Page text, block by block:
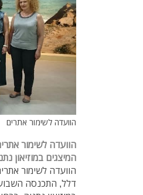
הוועדה לשימור אתרים
הוועדה לשימור
המיצגים במוזיאון
הוועדה לשימור
דלל, התכנסה